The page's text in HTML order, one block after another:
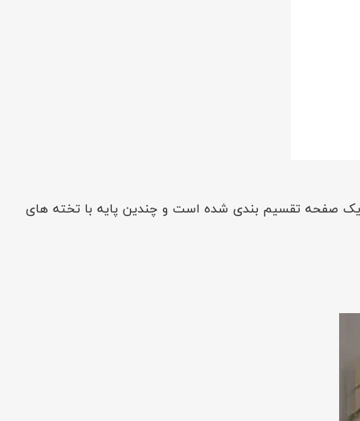
یک صفحه تقسیم بندی شده است و چندین پایه با تخته های